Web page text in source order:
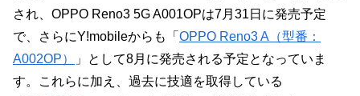
され、OPPO Reno3 5G A001OPは7月31日に発売予定
で、さらにY!mobileからも「 OPPO Reno3 A（型番：
A002OP）
」として8月に発売される予定となっていま
す。これらに加え、過去に技適を取得している